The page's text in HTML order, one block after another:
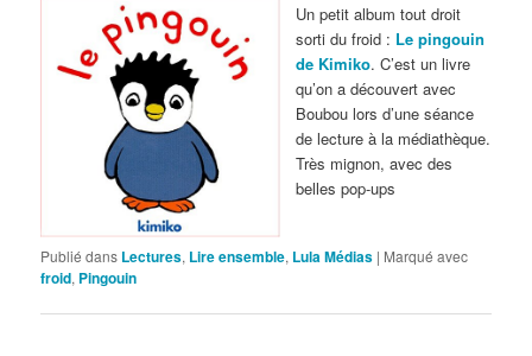
Un petit album tout droit
sorti du froid : Le pingouin
de Kimiko. C’est un livre
qu’on a découvert avec
Boubou lors d’une séance
de lecture à la médiathèque.
Très mignon, avec des
belles pop-ups
Publié dans Lectures, Lire ensemble, Lula Médias | Marqué avec
froid, Pingouin